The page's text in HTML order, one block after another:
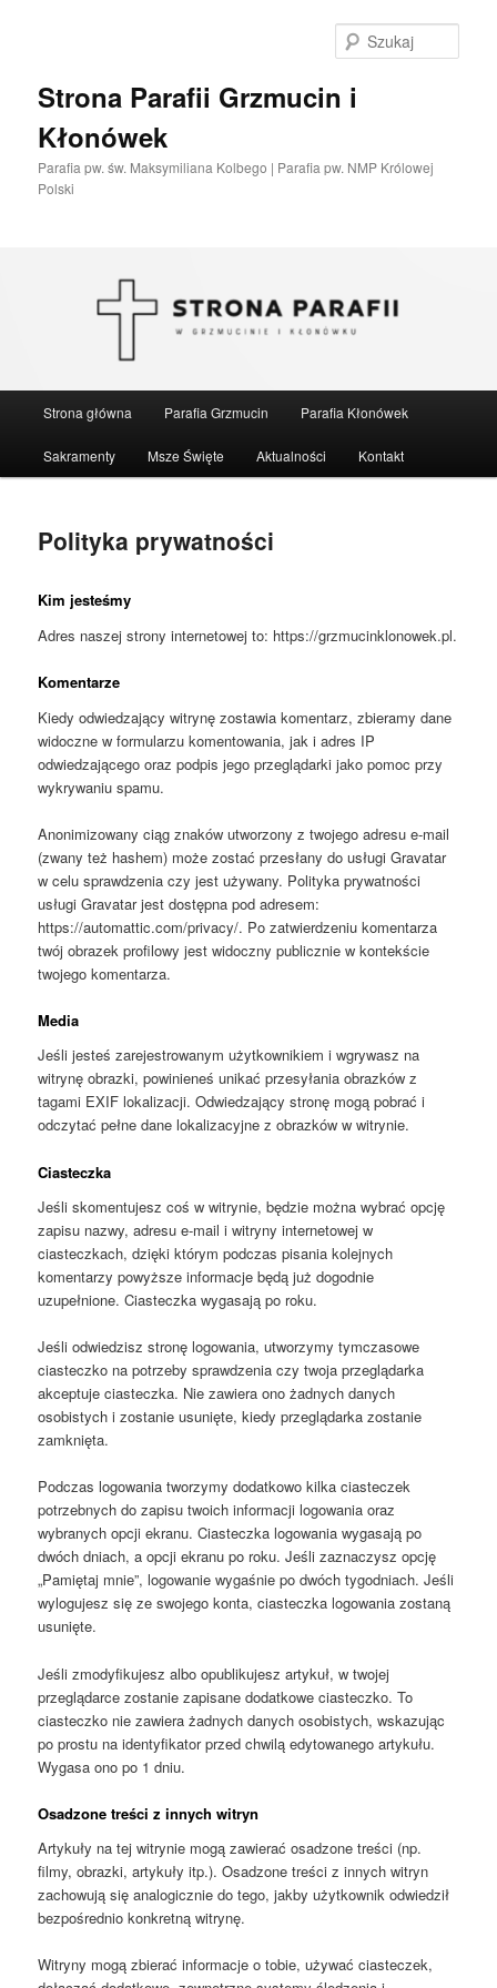
Strona Parafii Grzmucin i
Kłonówek
Parafia pw. św. Maksymiliana Kolbego | Parafia pw. NMP Królowej
Polski
Strona główna Parafia Grzmucin Parafia Kłonówek
Sakramenty Msze Święte Aktualności Kontakt
Polityka prywatności
Kim jesteśmy
Adres naszej strony internetowej to: https://grzmucinklonowek.pl.
Komentarze
Kiedy odwiedzający witrynę zostawia komentarz, zbieramy dane
widoczne w formularzu komentowania, jak i adres IP
odwiedzającego oraz podpis jego przeglądarki jako pomoc przy
wykrywaniu spamu.
Anonimizowany ciąg znaków utworzony z twojego adresu e-mail
(zwany też hashem) może zostać przesłany do usługi Gravatar
w celu sprawdzenia czy jest używany. Polityka prywatności
usługi Gravatar jest dostępna pod adresem:
https://automattic.com/privacy/. Po zatwierdzeniu komentarza
twój obrazek profilowy jest widoczny publicznie w kontekście
twojego komentarza.
Media
Jeśli jesteś zarejestrowanym użytkownikiem i wgrywasz na
witrynę obrazki, powinieneś unikać przesyłania obrazków z
tagami EXIF lokalizacji. Odwiedzający stronę mogą pobrać i
odczytać pełne dane lokalizacyjne z obrazków w witrynie.
Ciasteczka
Jeśli skomentujesz coś w witrynie, będzie można wybrać opcję
zapisu nazwy, adresu e-mail i witryny internetowej w
ciasteczkach, dzięki którym podczas pisania kolejnych
komentarzy powyższe informacje będą już dogodnie
uzupełnione. Ciasteczka wygasają po roku.
Jeśli odwiedzisz stronę logowania, utworzymy tymczasowe
ciasteczko na potrzeby sprawdzenia czy twoja przeglądarka
akceptuje ciasteczka. Nie zawiera ono żadnych danych
osobistych i zostanie usunięte, kiedy przeglądarka zostanie
zamknięta.
Podczas logowania tworzymy dodatkowo kilka ciasteczek
potrzebnych do zapisu twoich informacji logowania oraz
wybranych opcji ekranu. Ciasteczka logowania wygasają po
dwóch dniach, a opcji ekranu po roku. Jeśli zaznaczysz opcję
„Pamiętaj mnie”, logowanie wygaśnie po dwóch tygodniach. Jeśli
wylogujesz się ze swojego konta, ciasteczka logowania zostaną
usunięte.
Jeśli zmodyfikujesz albo opublikujesz artykuł, w twojej
przeglądarce zostanie zapisane dodatkowe ciasteczko. To
ciasteczko nie zawiera żadnych danych osobistych, wskazując
po prostu na identyfikator przed chwilą edytowanego artykułu.
Wygasa ono po 1 dniu.
Osadzone treści z innych witryn
Artykuły na tej witrynie mogą zawierać osadzone treści (np.
filmy, obrazki, artykuły itp.). Osadzone treści z innych witryn
zachowują się analogicznie do tego, jakby użytkownik odwiedził
bezpośrednio konkretną witrynę.
Witryny mogą zbierać informacje o tobie, używać ciasteczek,